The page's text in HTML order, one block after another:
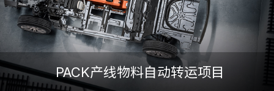
PACK产线物料自动转运项目